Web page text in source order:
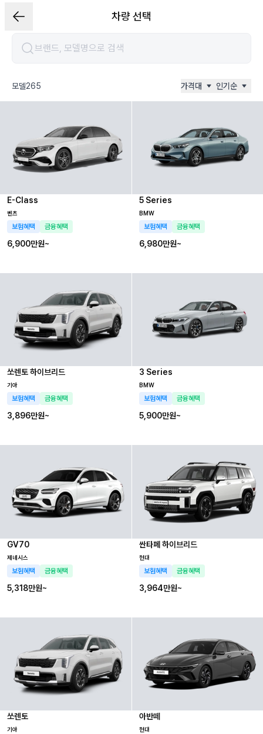
차량 선택
모델265 가격대 인기순
E-Class
벤츠
보험혜택 금융혜택
6,900만원~
5 Series
BMW
보험혜택 금융혜택
6,980만원~
쏘렌토 하이브리드
기아
보험혜택 금융혜택
3,896만원~
3 Series
BMW
보험혜택 금융혜택
5,900만원~
GV70
제네시스
보험혜택 금융혜택
5,318만원~
싼타페 하이브리드
현대
보험혜택 금융혜택
3,964만원~
쏘렌토
기아
아반떼
현대